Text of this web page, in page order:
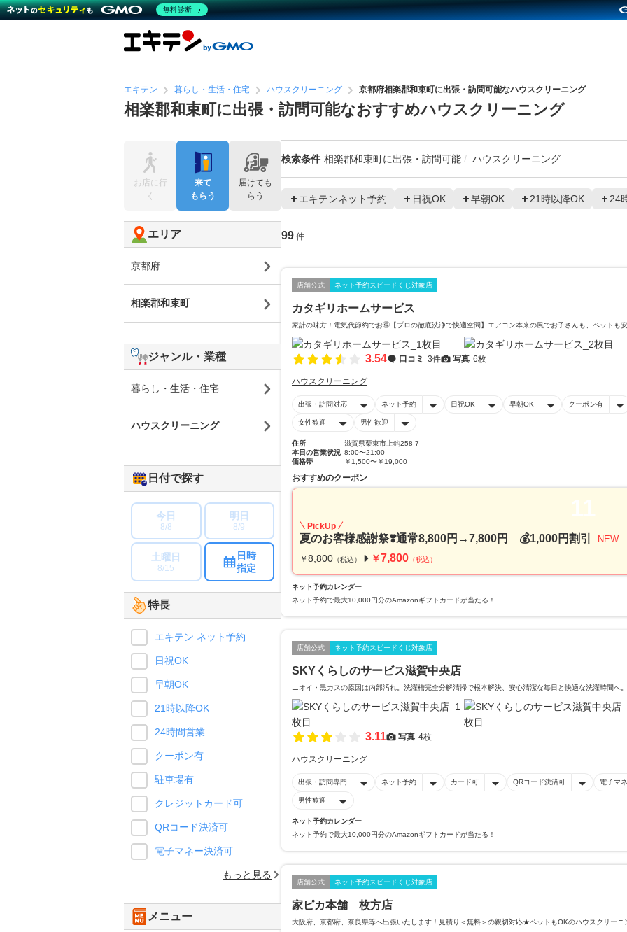
エキテン 暮らし・生活・住宅 ハウスクリーニング 京都府相楽郡和束町に出張・訪問可能なハウスクリーニング
相楽郡和束町に出張・訪問可能なおすすめハウスクリーニング
検索条件 相楽郡和束町に出張・訪問可能 ハウスクリーニング
エキテンネット予約 日祝OK 早朝OK 21時以降OK 24
99 件
店舗公式 ネット予約スピードくじ対象店
カタギリホームサービス
家計の味方！電気代節約でお🉐【プロの徹底洗浄で快適空間】エアコン本来の風でお子さんも、ペットも
3.54 口コミ 3件 写真 6枚
ハウスクリーニング
出張・訪問対応 ネット予約 日祝OK 早朝OK クーポン有
女性歓迎 男性歓迎
住所
滋賀県栗東市上鈎258-7
本日の営業状況 8:00〜21:00
価格帯
￥1,500〜￥19,000
おすすめのクーポン
11
PickUp
夏のお客様感謝祭❣️通常8,800円→7,800円 💰1,000円割引 NEW
￥ 8,800 （税込） ￥7,800 （税込）
ネット予約カレンダー
ネット予約で最大10,000円分のAmazonギフトカードが当たる！
店舗公式 ネット予約スピードくじ対象店
SKYくらしのサービス滋賀中央店
ニオイ・黒カスの原因は内部汚れ。洗濯槽完全分解清掃で根本解決、安心清潔な毎日と快適な洗濯時間へ。
3.11 写真 4枚
ハウスクリーニング
出張・訪問専門 ネット予約 カード可 QRコード決済可 電子マ
男性歓迎
ネット予約カレンダー
ネット予約で最大10,000円分のAmazonギフトカードが当たる！
店舗公式 ネット予約スピードくじ対象店
家ピカ本舗 枚方店
大阪府、京都府、奈良県等へ出張いたします！見積り＜無料＞の親切対応★ペットもOKのハウスクリーニ
お店に行
く
来て
もらう
届けても
らう
エリア
京都府
相楽郡和束町
ジャンル・業種
暮らし・生活・住宅
ハウスクリーニング
日付で探す
今日
8/8
明日
8/9
土曜日
8/15
日時
指定
特長
エキテン ネット予約
日祝OK
早朝OK
21時以降OK
24時間営業
クーポン有
駐車場有
クレジットカード可
QRコード決済可
電子マネー決済可
もっと見る
メニュー
無料診断